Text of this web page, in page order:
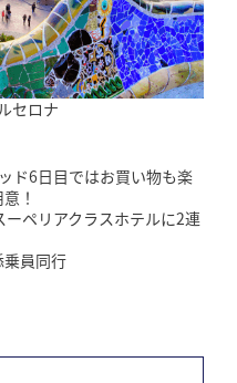
セロナ
ド6日目ではお買い物も楽
！
ペリアクラスホテルに2連
員同行